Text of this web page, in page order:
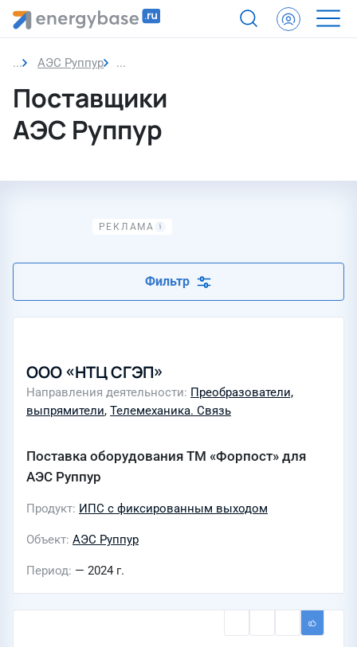
АЭС Руппур Поставщики
Поставщики
АЭС Руппур
Фильтр
ООО «НТЦ СГЭП»
Направления деятельности Преобразователи,
выпрямители, Телемеханика. Связь
Поставка оборудования ТМ «Форпост» для
АЭС Руппур
Продукт ИПС с фиксированным выходом
Объект АЭС Руппур
Период — 2024 г.